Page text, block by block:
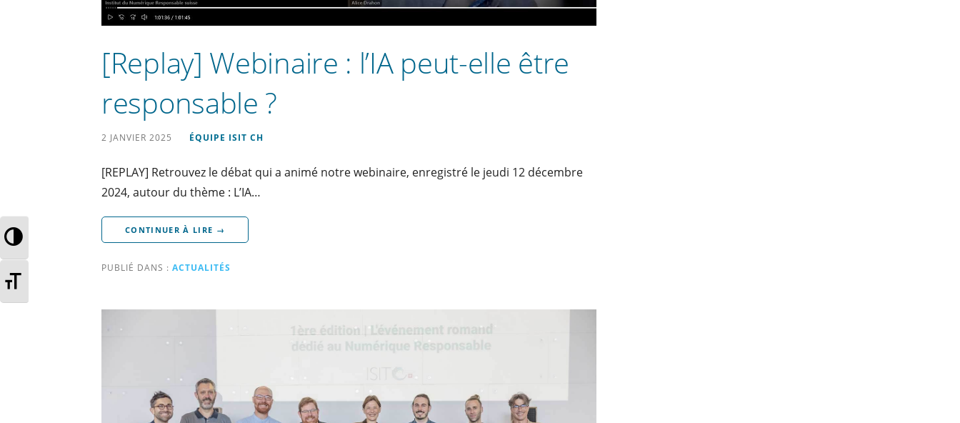
PASSER EN CONTRASTE ÉLEVÉ
CHANGER LA TAILLE DE LA POLICE
[Replay] Webinaire : l’IA peut-elle être
responsable ?
2 JANVIER 2025 ÉQUIPE ISIT CH
[REPLAY] Retrouvez le débat qui a animé notre webinaire, enregistré le jeudi 12 décembre
2024, autour du thème : L’IA…
CONTINUER À LIRE →
PUBLIÉ DANS : ACTUALITÉS